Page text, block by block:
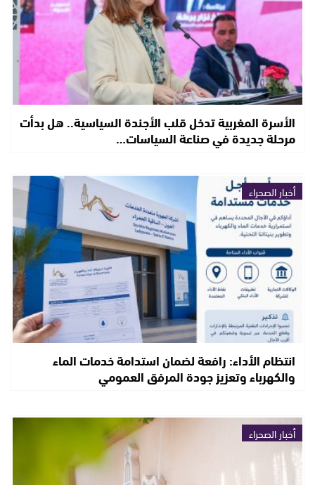
الأسرة المغربية تدخل قلب الأجندة السياسية.. هل بدأت
مرحلة جديدة في صناعة السياسات…
أخبار الصحراء
انتظام الأداء: رافعة لضمان استدامة خدمات الماء
والكهرباء وتعزيز جودة المرفق العمومي
أخبار الصحراء